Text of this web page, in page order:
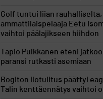
Golf tuntui liian
ammattilaispelaaja Eetu
vaihtoi päälajikseen hiihdon
Tapio Pulkkanen eteni
paransi rutkasti asemiaan
Bogiton ilotulitus päättyi
Talin kenttäennätys vaihtoi